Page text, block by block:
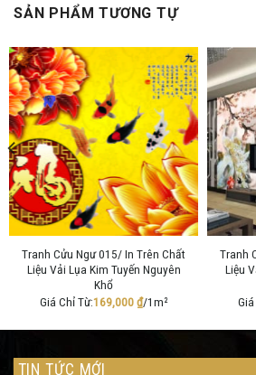
SẢN PHẨM TƯƠNG TỰ
Tranh Cửu Ngư 015/ In Trên Chất
Liệu Vải Lụa Kim Tuyến Nguyên
Khổ
Giá Chỉ Từ:169,000₫/1m²
Tranh
Liệu
TIN TỨC MỚI